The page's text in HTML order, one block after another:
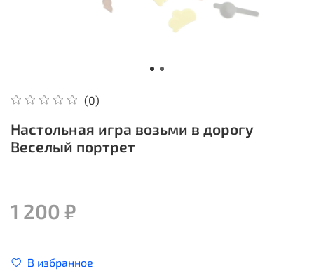
(0)
Настольная игра возьми в дорогу
Веселый портрет
1 200 ₽
В избранное